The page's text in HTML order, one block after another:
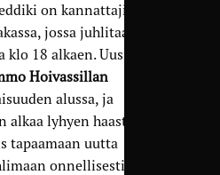
on kannattajien
jossa juhlitaan viime
klo 18 alkaen. Uusi
Hoivassillan
alussa, ja
lyhyen haastattelun
tapaamaan uutta
onnellisesti